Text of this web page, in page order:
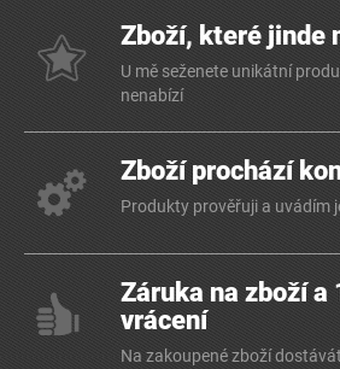
Zboží, které jinde
U mě seženete unikátní
nenabízí
Zboží prochází
Produkty prověřuji a uvádím
Záruka na zboží a
vrácení
Na zakoupené zboží